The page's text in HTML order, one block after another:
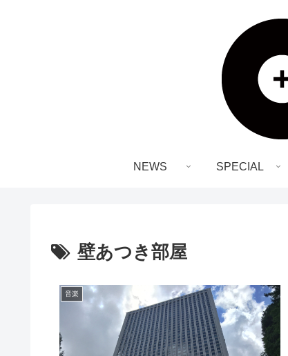
NEWS SPECIAL
壁あつき部屋
音楽